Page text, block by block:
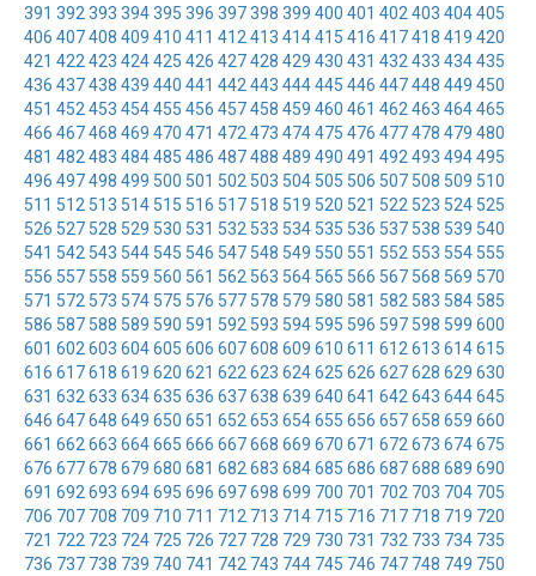
391 392 393 394395 396 397398 399 400 401 402 403 404405
406 407408 409 410 411 412 413 414415 416 417418 419 420
421 422 423 424425 426 427428 429 430 431 432 433 434435
436 437438 439 440 441 442 443 444445 446 447448 449 450
451 452 453 454455 456 457458 459 460 461 462 463 464465
466 467468 469 470 471 472 473 474475 476 477478 479 480
481 482 483 484485 486 487488 489 490 491 492 493 494495
496 497498 499 500 501 502 503 504 505 506 507 508 509 510
511 512 513 514 515 516 517 518 519 520 521 522 523 524 525
526 527 528 529 530 531 532 533 534 535 536 537 538 539 540
541 542 543 544 545 546 547 548 549 550 551 552 553 554 555
556 557 558 559 560 561 562 563 564 565 566 567 568 569 570
571 572 573 574 575 576 577 578 579 580 581 582 583 584 585
586 587 588 589 590 591 592 593 594 595 596 597 598 599 600
601 602 603 604605 606 607608 609 610 611 612 613 614615
616 617618 619 620 621 622 623 624625 626 627628 629 630
631 632 633 634635 636 637638 639 640 641 642 643 644645
646 647648 649 650 651 652 653 654655 656 657658 659 660
661 662 663 664665 666 667668 669 670 671 672 673 674675
676 677678 679 680 681 682 683 684685 686 687688 689 690
691 692 693 694695 696 697698 699 700 701 702 703 704 705
706 707 708 709 710 711 712 713 714 715 716 717 718 719 720
721 722 723 724 725 726 727 728 729 730 731 732 733 734 735
736 737 738 739 740 741 742 743 744 745 746 747 748 749 750